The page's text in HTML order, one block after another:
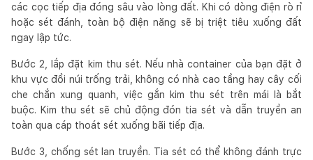
các cọc tiếp địa đóng sâu vào lòng đất. Khi có dòng điện rò rỉ
hoặc sét đánh, toàn bộ điện năng sẽ bị triệt tiêu xuống đất
ngay lập tức.
Bước 2, lắp đặt kim thu sét. Nếu nhà container của bạn đặt ở
khu vực đồi núi trống trải, không có nhà cao tầng hay cây cối
che chắn xung quanh, việc gắn kim thu sét trên mái là bắt
buộc. Kim thu sét sẽ chủ động đón tia sét và dẫn truyền an
toàn qua cáp thoát sét xuống bãi tiếp địa.
Bước 3, chống sét lan truyền. Tia sét có thể không đánh trực